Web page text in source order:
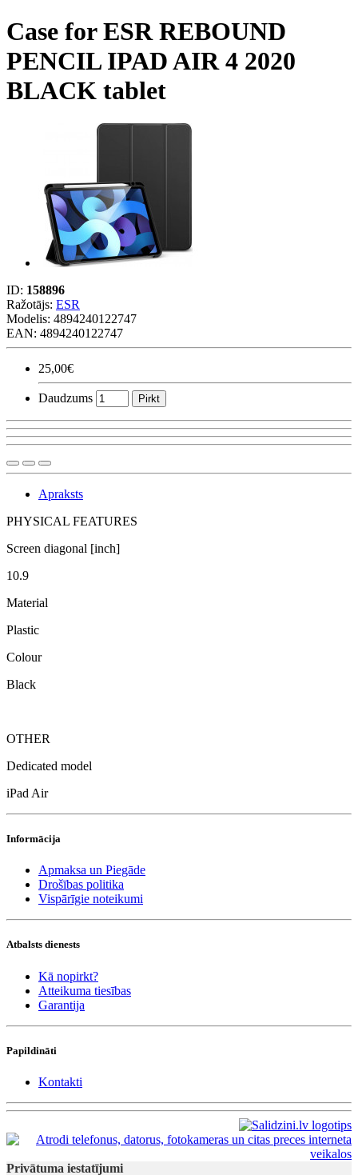
Case for ESR REBOUND
PENCIL IPAD AIR 4 2020
BLACK tablet
ID: 158896
Ražotājs: ESR
Modelis: 4894240122747
EAN: 4894240122747
25,00€
Daudzums Pirkt
Apraksts
PHYSICAL FEATURES
Screen diagonal [inch]
10.9
Material
Plastic
Colour
Black
OTHER
Dedicated model
iPad Air
Informācija
Apmaksa un Piegāde
Drošības politika
Vispārīgie noteikumi
Atbalsts dienests
Kā nopirkt?
Atteikuma tiesības
Garantija
Papildināti
Kontakti
Privātuma iestatījumi